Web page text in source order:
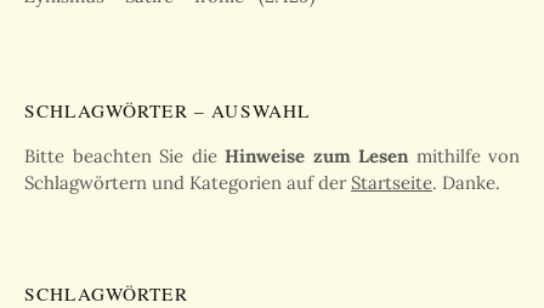
SCHLAGWÖRTER – AUSWAHL
Bitte beachten Sie dieHinweise zum Lesenmithilfe von
Schlagwörtern und Kategorien auf der Startseite. Danke.
SCHLAGWÖRTER